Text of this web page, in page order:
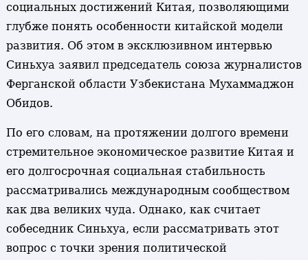
социальных достижений Китая, позволяющими
глубже понять особенности китайской модели
развития. Об этом в эксклюзивном интервью
Синьхуа заявил председатель союза журналистов
Ферганской области Узбекистана Мухаммаджон
Обидов.
По его словам, на протяжении долгого времени
стремительное экономическое развитие Китая и
его долгосрочная социальная стабильность
рассматривались международным сообществом
как два великих чуда. Однако, как считает
собеседник Синьхуа, если рассматривать этот
вопрос с точки зрения политической